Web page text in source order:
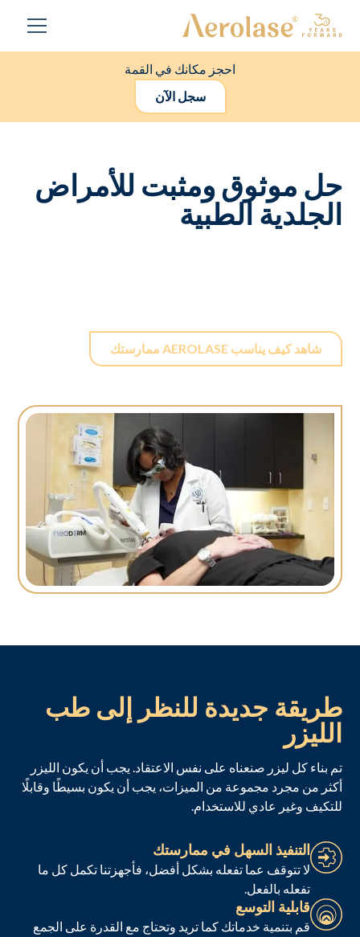
احجز مكانك في القمة
سجل الآن
حل موثوق ومثبت للأمراض
الجلدية الطبية
شاهد كيف يناسب AEROLASE ممارستك
طريقة جديدة للنظر إلى طب
الليزر
تم بناء كل ليزر صنعناه على نفس الاعتقاد. يجب أن يكون الليزر
أكثر من مجرد مجموعة من الميزات، يجب أن يكون بسيطًا وقابلًا
للتكيف وغير عادي للاستخدام.
التنفيذ السهل في ممارستك
لا تتوقف عما تفعله بشكل أفضل، فأجهزتنا تكمل كل ما
تفعله بالفعل.
قابلية التوسع
قم بتنمية خدماتك كما تريد وتحتاج مع القدرة على الجمع